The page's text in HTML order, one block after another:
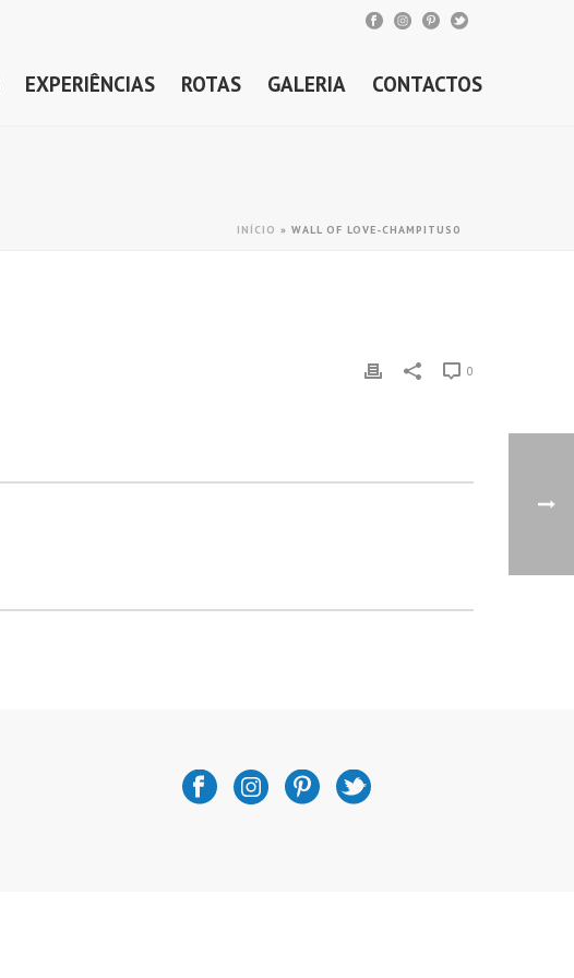
EXPERIÊNCIAS ROTAS GALERIA CONTACTOS
INÍCIO » WALL OF LOVE-CHAMPITUS0
0